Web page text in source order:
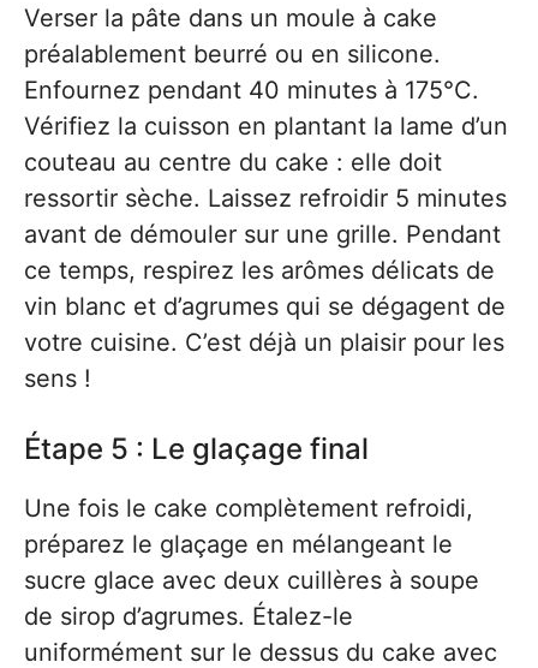
Verser la pâte dans un moule à cake
préalablement beurré ou en silicone.
Enfournez pendant 40 minutes à 175°C.
Vérifiez la cuisson en plantant la lame d’un
couteau au centre du cake : elle doit
ressortir sèche. Laissez refroidir 5 minutes
avant de démouler sur une grille. Pendant
ce temps, respirez les arômes délicats de
vin blanc et d’agrumes qui se dégagent de
votre cuisine. C’est déjà un plaisir pour les
sens !
Étape 5 : Le glaçage final
Une fois le cake complètement refroidi,
préparez le glaçage en mélangeant le
sucre glace avec deux cuillères à soupe
de sirop d’agrumes. Étalez-le
uniformément sur le dessus du cake avec